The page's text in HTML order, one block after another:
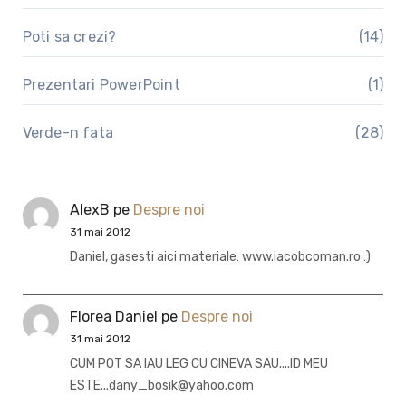
Poti sa crezi? (14)
Prezentari PowerPoint (1)
Verde-n fata (28)
AlexB pe Despre noi
31 mai 2012
Daniel, gasesti aici materiale: www.iacobcoman.ro :)
Florea Daniel pe Despre noi
31 mai 2012
CUM POT SA IAU LEG CU CINEVA SAU....ID MEU
ESTE...dany_bosik@yahoo.com